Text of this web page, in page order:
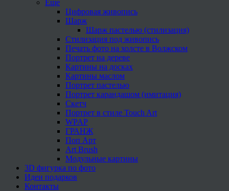
Еще
Цифровая живопись
Шарж
Шарж пастелью (стилизация)
Стилизация под живопись
Печать фото на холсте в Волжском
Портрет на дереве
Картины на досках
Картины маслом
Портрет пастелью
Портрет карандашом (имитация)
Скетч
Портрет в стиле Touch Art
WPAP
ГРАНЖ
Поп Арт
Art Brush
Модульные картины
3D фигурка по фото
Идеи подарков
Контакты